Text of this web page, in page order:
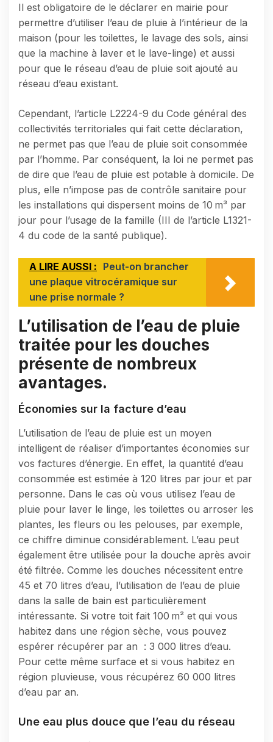
Il est obligatoire de le déclarer en mairie pour
permettre d’utiliser l’eau de pluie à l’intérieur de la
maison (pour les toilettes, le lavage des sols, ainsi
que la machine à laver et le lave-linge) et aussi
pour que le réseau d’eau de pluie soit ajouté au
réseau d’eau existant.
Cependant, l’article L2224-9 du Code général des
collectivités territoriales qui fait cette déclaration,
ne permet pas que l’eau de pluie soit consommée
par l’homme. Par conséquent, la loi ne permet pas
de dire que l’eau de pluie est potable à domicile. De
plus, elle n’impose pas de contrôle sanitaire pour
les installations qui dispersent moins de 10 m³ par
jour pour l’usage de la famille (III de l’article L1321-
4 du code de la santé publique).
A LIRE AUSSI : Peut-on brancher
une plaque vitrocéramique sur
une prise normale ?
L’utilisation de l’eau de pluie
traitée pour les douches
présente de nombreux
avantages.
Économies sur la facture d’eau
L’utilisation de l’eau de pluie est un moyen
intelligent de réaliser d’importantes économies sur
vos factures d’énergie. En effet, la quantité d’eau
consommée est estimée à 120 litres par jour et par
personne. Dans le cas où vous utilisez l’eau de
pluie pour laver le linge, les toilettes ou arroser les
plantes, les fleurs ou les pelouses, par exemple,
ce chiffre diminue considérablement. L’eau peut
également être utilisée pour la douche après avoir
été filtrée. Comme les douches nécessitent entre
45 et 70 litres d’eau, l’utilisation de l’eau de pluie
dans la salle de bain est particulièrement
intéressante. Si votre toit fait 100 m² et qui vous
habitez dans une région sèche, vous pouvez
espérer récupérer par an : 3 000 litres d’eau.
Pour cette même surface et si vous habitez en
région pluvieuse, vous récupérez 60 000 litres
d’eau par an.
Une eau plus douce que l’eau du réseau